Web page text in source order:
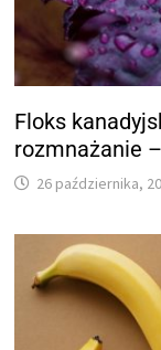
Floks
rozmnażanie
26 października,